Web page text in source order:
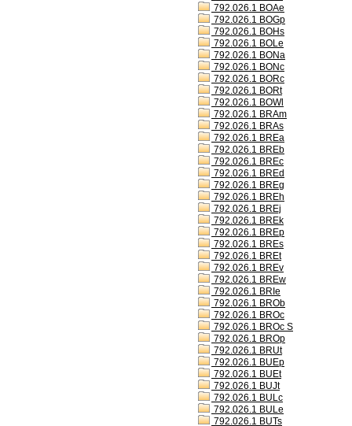
792.026.1 BOAe
792.026.1 BOGp
792.026.1 BOHs
792.026.1 BOLe
792.026.1 BONa
792.026.1 BONc
792.026.1 BORc
792.026.1 BORt
792.026.1 BOWl
792.026.1 BRAm
792.026.1 BRAs
792.026.1 BREa
792.026.1 BREb
792.026.1 BREc
792.026.1 BREd
792.026.1 BREg
792.026.1 BREh
792.026.1 BREj
792.026.1 BREk
792.026.1 BREp
792.026.1 BREs
792.026.1 BREt
792.026.1 BREv
792.026.1 BREw
792.026.1 BRIe
792.026.1 BROb
792.026.1 BROc
792.026.1 BROc S
792.026.1 BROp
792.026.1 BRUt
792.026.1 BUEp
792.026.1 BUEt
792.026.1 BUJt
792.026.1 BULc
792.026.1 BULe
792.026.1 BUTs